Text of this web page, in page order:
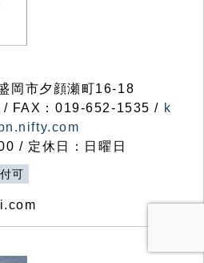
岡市夕顔瀬町16-18
FAX：019-652-1535 / k
/ 定休日：日曜日
可